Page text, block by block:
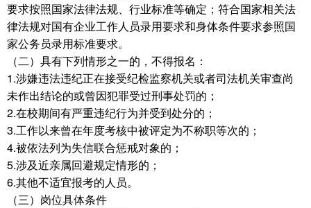
要求按照国家法律法规、行业标准等确定；符合国家相关法
律法规对国有企业工作人员录用要求和身体条件要求参照国
家公务员录用标准要求。
（二）具有下列情形之一的，不得报名：
1.涉嫌违法违纪正在接受纪检监察机关或者司法机关审查尚
未作出结论的或曾因犯罪受过刑事处罚的；
2.在校期间有严重违纪行为并受到处分的；
3.工作以来曾在年度考核中被评定为不称职等次的；
4.被依法列为失信联合惩戒对象的；
5.涉及近亲属回避规定情形的；
6.其他不适宜报考的人员。
（三）岗位具体条件